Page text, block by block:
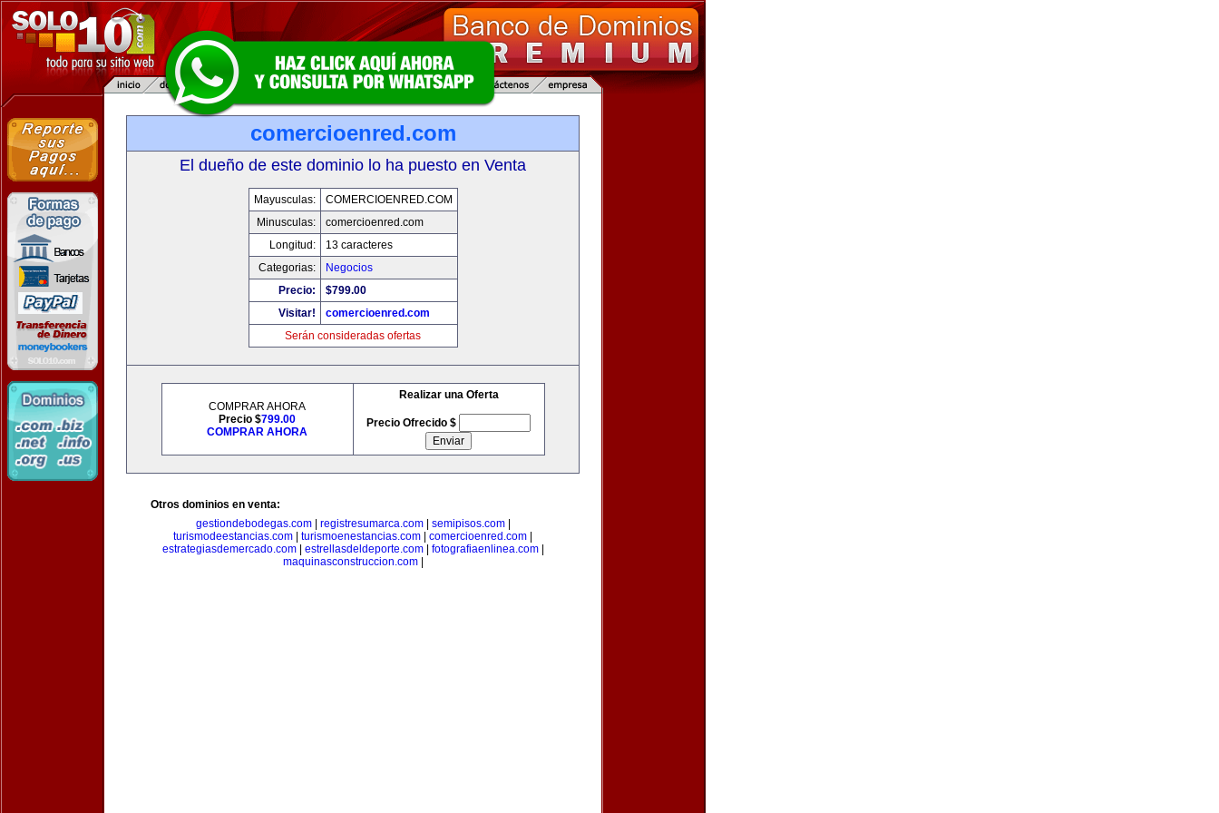
comercioenred.com
El dueño de este dominio lo ha puesto en Venta
Mayusculas:
COMERCIOENRED.COM
Minusculas:
comercioenred.com
Longitud:
13 caracteres
Categorias:
Negocios
Precio:
$799.00
Visitar!
comercioenred.com
Serán consideradas ofertas
COMPRAR AHORA
Precio $799.00
COMPRAR AHORA
Realizar una Oferta
Precio Ofrecido $
Otros dominios en venta:
gestiondebodegas.com| registresumarca.com| semipisos.com|
turismodeestancias.com
turismoenestancias.com comercioenred.com
estrategiasdemercado.com| estrellasdeldeporte.com| fotografiaenlinea.com|
maquinasconstruccion.com|